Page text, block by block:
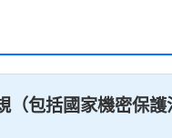
包括國家機密保